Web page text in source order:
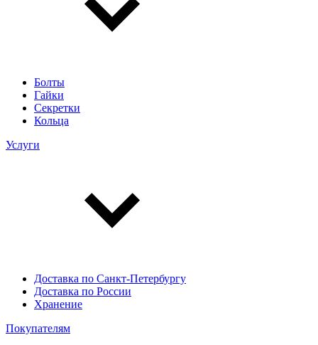
Болты
Гайки
Секретки
Кольца
Услуги
Доставка по Санкт-Петербургу
Доставка по России
Хранение
Покупателям